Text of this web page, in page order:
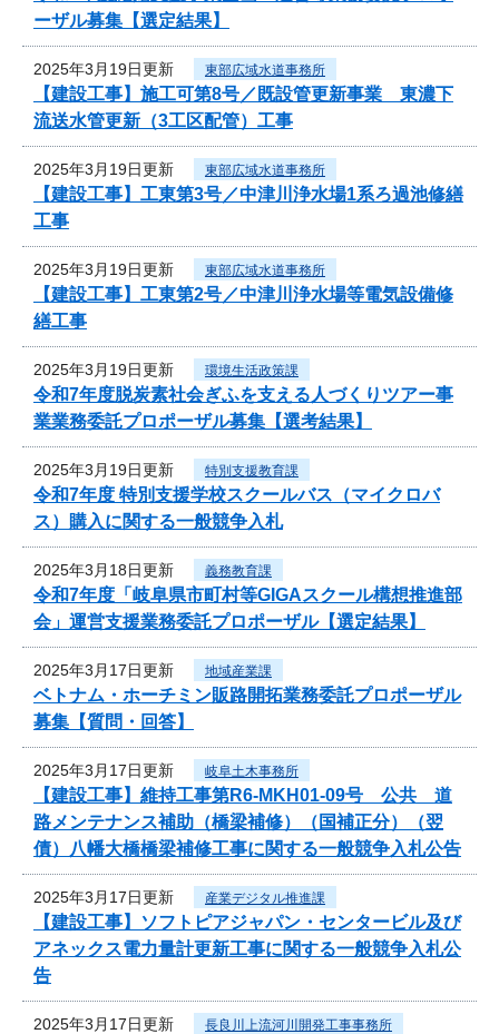
ーザル募集【選定結果】
2025年3月19日更新 東部広域水道事務所
【建設工事】施工可第8号／既設管更新事業 東濃下
流送水管更新（3工区配管）工事
2025年3月19日更新 東部広域水道事務所
【建設工事】工東第3号／中津川浄水場1系ろ過池修繕
工事
2025年3月19日更新 東部広域水道事務所
【建設工事】工東第2号／中津川浄水場等電気設備修
繕工事
2025年3月19日更新 環境生活政策課
令和7年度脱炭素社会ぎふを支える人づくりツアー事
業業務委託プロポーザル募集【選考結果】
2025年3月19日更新 特別支援教育課
令和7年度 特別支援学校スクールバス（マイクロバ
ス）購入に関する一般競争入札
2025年3月18日更新 義務教育課
令和7年度「岐阜県市町村等GIGAスクール構想推進部
会」運営支援業務委託プロポーザル【選定結果】
2025年3月17日更新 地域産業課
ベトナム・ホーチミン販路開拓業務委託プロポーザル
募集【質問・回答】
2025年3月17日更新 岐阜土木事務所
【建設工事】維持工事第R6-MKH01-09号 公共 道
路メンテナンス補助（橋梁補修）（国補正分）（翌
債）八幡大橋橋梁補修工事に関する一般競争入札公告
2025年3月17日更新 産業デジタル推進課
【建設工事】ソフトピアジャパン・センタービル及び
アネックス電力量計更新工事に関する一般競争入札公
告
2025年3月17日更新 長良川上流河川開発工事事務所